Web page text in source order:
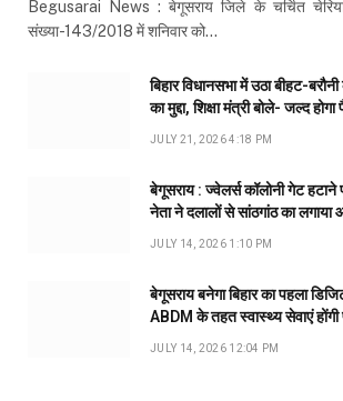
Begusarai News : बेगूसराय जिले के चर्चित चेरिया
संख्या-143/2018 में शनिवार को…
बिहार विधानसभा में उठा बीहट-
का मुद्दा, शिक्षा मंत्री बोले- जल्द
JULY 21, 2026 4:18 PM
बेगूसराय : ज्वेलर्स कॉलोनी गेट
नेता ने दलालों से सांठगांठ का लगाया
JULY 14, 2026 1:10 PM
बेगूसराय बनेगा बिहार का पहला
ABDM के तहत स्वास्थ्य सेवाएं होंगी
JULY 14, 2026 12:04 PM